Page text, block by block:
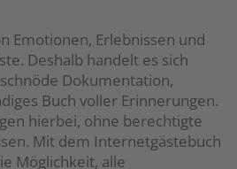
Emotionen, Erlebnissen und
Deshalb handelt es sich
Dokumentation,
Buch voller Erinnerungen.
hierbei, ohne berechtigte
Mit dem Internetgästebuch
Möglichkeit, alle